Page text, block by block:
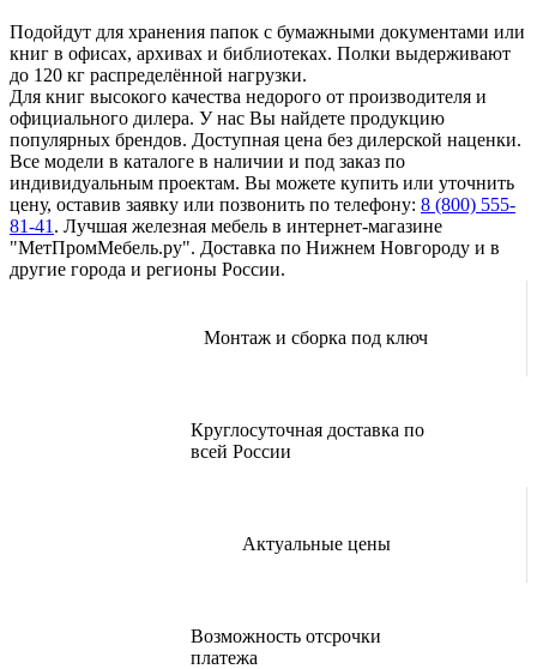
Подойдут для хранения папок с бумажными документами или
книг в офисах, архивах и библиотеках. Полки выдерживают
до 120 кг распределённой нагрузки.
Для книг высокого качества недорого от производителя и
официального дилера. У нас Вы найдете продукцию
популярных брендов. Доступная цена без дилерской наценки.
Все модели в каталоге в наличии и под заказ по
индивидуальным проектам. Вы можете купить или уточнить
цену, оставив заявку или позвонить по телефону: 8 (800) 555-
81-41 . Лучшая железная мебель в интернет-магазине
"МетПромМебель.ру". Доставка по Нижнем Новгороду и в
другие города и регионы России.
Монтаж и сборка под ключ
Круглосуточная доставка по
всей России
Актуальные цены
Возможность отсрочки
платежа